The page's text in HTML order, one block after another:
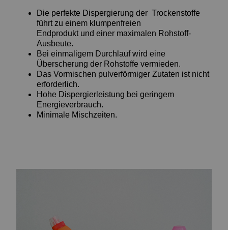
Die perfekte Dispergierung der Trockenstoffe
führt zu einem klumpenfreien
Endprodukt und einer maximalen Rohstoff-
Ausbeute.
Bei einmaligem Durchlauf wird eine
Überscherung der Rohstoffe vermieden.
Das Vormischen pulverförmiger Zutaten ist nicht
erforderlich.
Hohe Dispergierleistung bei geringem
Energieverbrauch.
Minimale Mischzeiten.